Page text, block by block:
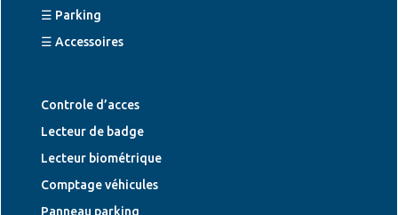
☰ Parking
☰ Accessoires
Controle d’acces
Lecteur de badge
Lecteur biométrique
Comptage véhicules
Panneau parking